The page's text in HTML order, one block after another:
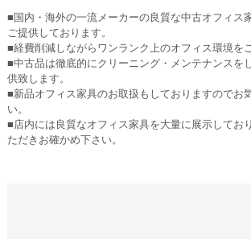
■国内・海外の一流メーカーの良質な中古オフィス
ご提供しております。
■経費削減しながらワンランク上のオフィス環境を
■中古品は徹底的にクリーニング・メンテナンスを
供致します。
■新品オフィス家具のお取扱もしておりますのでお
い。
■店内には良質なオフィス家具を大量に展示してお
ただきお確かめ下さい。